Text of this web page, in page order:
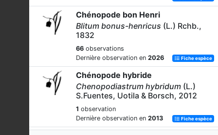
Chénopode bon Henri
Blitum bonus-henricus (L.) Rchb.,
1832
66 observations
Dernière observation en 2026 Fiche espèce
Chénopode hybride
Chenopodiastrum hybridum (L.)
S.Fuentes, Uotila & Borsch, 2012
1 observation
Dernière observation en 2013 Fiche espèce